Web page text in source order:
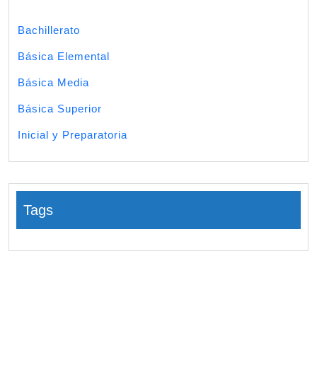
Bachillerato
Básica Elemental
Básica Media
Básica Superior
Inicial y Preparatoria
Tags